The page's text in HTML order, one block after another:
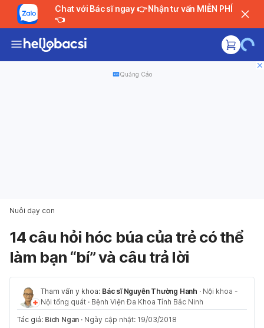
Chat với Bác sĩ ngay 👉 Nhận tư vấn MIỄN PHÍ
👈
Quảng Cáo
Nuôi dạy con
14 câu hỏi hóc búa của trẻ có thể
làm bạn “bí” và câu trả lời
Tham vấn y khoa: Bác sĩ Nguyễn Thường Hanh · Nội khoa -
Nội tổng quát · Bệnh Viện Đa Khoa Tỉnh Bắc Ninh
Tác giả: Bich Ngan · Ngày cập nhật: 19/03/2018